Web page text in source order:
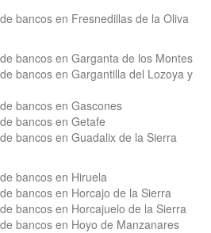
bancos en Fresnedillas de la Oliva
bancos en Garganta de los Montes
bancos en Gargantilla del Lozoya y
bancos en Gascones
bancos en Getafe
bancos en Guadalix de la Sierra
bancos en Hiruela
bancos en Horcajo de la Sierra
bancos en Horcajuelo de la Sierra
bancos en Hoyo de Manzanares